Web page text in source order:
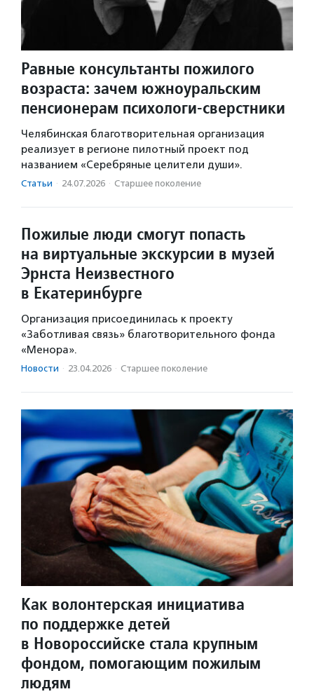
Равные консультанты пожилого
возраста: зачем южноуральским
пенсионерам психологи-сверстники
Челябинская благотворительная организация
реализует в регионе пилотный проект под
названием «Серебряные целители души».
Статьи · 24.07.2026 · Старшее поколение
Пожилые люди смогут попасть
на виртуальные экскурсии в музей
Эрнста Неизвестного
в Екатеринбурге
Организация присоединилась к проекту
«Заботливая связь» благотворительного фонда
«Менора».
Новости · 23.04.2026 · Старшее поколение
Как волонтерская инициатива
по поддержке детей
в Новороссийске стала крупным
фондом, помогающим пожилым
людям